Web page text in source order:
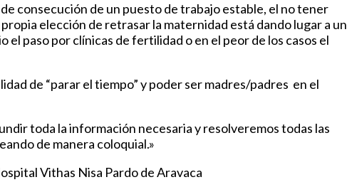
de consecución de un puesto de trabajo estable, el no tener
elección de retrasar la maternidad está dando lugar a un
paso por clínicas de fertilidad o en el peor de los casos el
de “parar el tiempo” y poder ser madres/padres en el
toda la información necesaria y resolveremos todas las
de manera coloquial.»
Vithas Nisa Pardo de Aravaca